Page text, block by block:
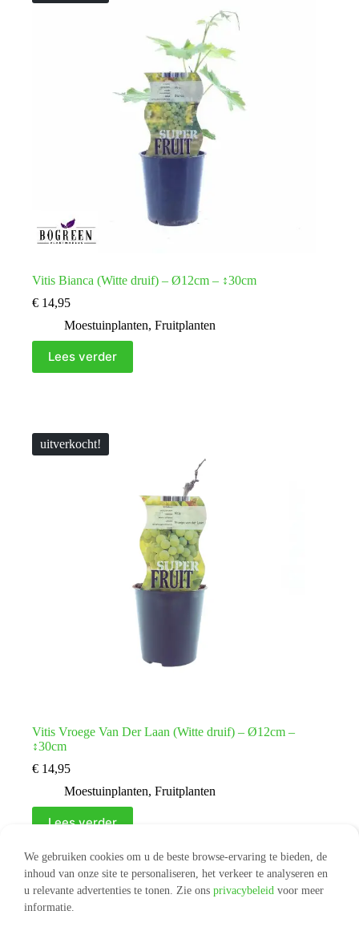
Vitis Bianca (Witte druif) – Ø12cm – ↕30cm
€ 14,95
Moestuinplanten, Fruitplanten
Lees verder
uitverkocht!
Vitis Vroege Van Der Laan (Witte druif) – Ø12cm –
↕30cm
€ 14,95
Moestuinplanten, Fruitplanten
Lees verder
We gebruiken cookies om u de beste browse-ervaring te bieden, de
inhoud van onze site te personaliseren, het verkeer te analyseren en
u relevante advertenties te tonen. Zie ons privacybeleid voor meer
informatie.